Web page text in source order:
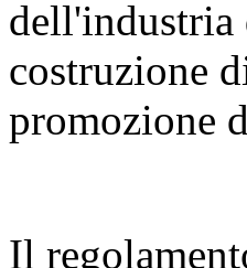
dell'industria
costruzione
promozione
Il